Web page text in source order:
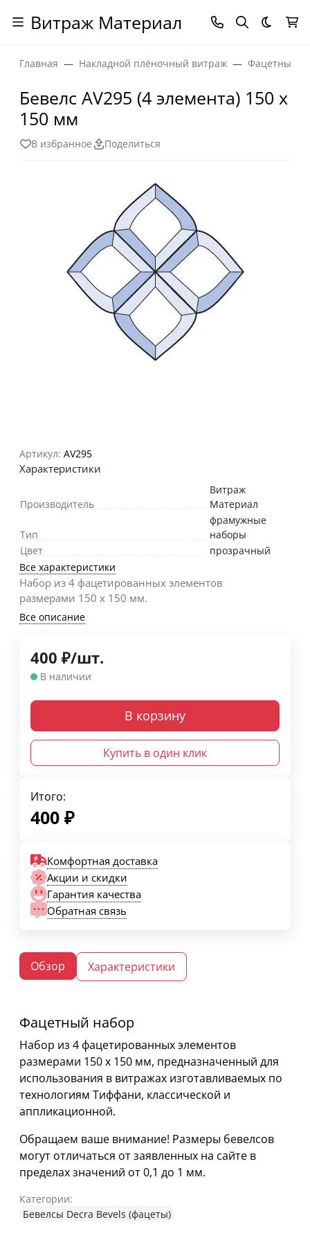
Витраж Материал Темная
Главная Накладной плёночный витраж Фацетные
Бевелс AV295 (4 элемента) 150 х
150 мм
В избранное Поделиться
Артикул: AV295
Характеристики
Производитель
Витраж
Материал
Тип
фрамужные
наборы
Цвет
прозрачный
Все характеристики
Набор из 4 фацетированных элементов
размерами 150 х 150 мм.
Все описание
400 ₽/шт.
В наличии
В корзину
Купить в один клик
Итого:
400 ₽
Комфортная доставка
Акции и скидки
Гарантия качества
Обратная связь
Обзор Характеристики
Фацетный набор
Набор из 4 фацетированных элементов
размерами 150 х 150 мм, предназначенный для
использования в витражах изготавливаемых по
технологиям Тиффани, классической и
аппликационной.
Обращаем ваше внимание! Размеры бевелсов
могут отличаться от заявленных на сайте в
пределах значений от 0,1 до 1 мм.
Категории:
Бевелсы Decra Bevels (фацеты)